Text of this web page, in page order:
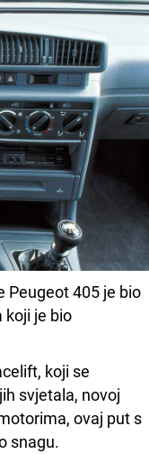
Peugeot 405 je bio
koji je bio
koji se
svjetala, novoj
ovaj put s
snagu.